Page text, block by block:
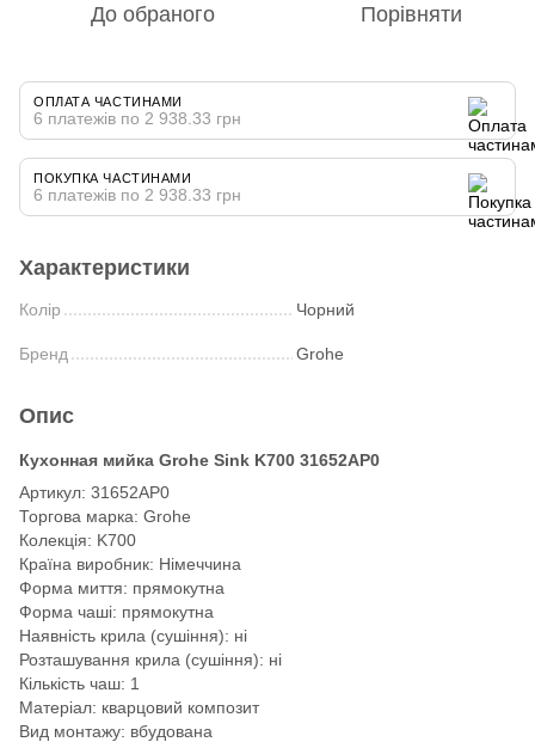
До обраного Порівняти
ОПЛАТА ЧАСТИНАМИ
6 платежів по 2 938.33 грн
ПОКУПКА ЧАСТИНАМИ
6 платежів по 2 938.33 грн
Характеристики
Колір Чорний
Бренд Grohe
Опис
Кухонная мийка Grohe Sink K700 31652AP0
Артикул: 31652AP0
Торгова марка: Grohe
Колекція: K700
Країна виробник: Німеччина
Форма миття: прямокутна
Форма чаші: прямокутна
Наявність крила (сушіння): ні
Розташування крила (сушіння): ні
Кількість чаш: 1
Матеріал: кварцовий композит
Вид монтажу: вбудована